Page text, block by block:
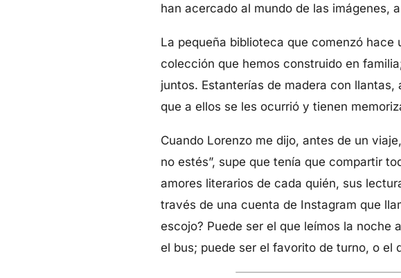
han acercado al mundo de las imágenes,
La pequeña biblioteca que comenzó
colección que hemos construido en
juntos. Estanterías de madera con
que a ellos se les ocurrió y tienen
Cuando Lorenzo me dijo, antes de un
no estés”, supe que tenía que compartir
amores literarios de cada quién, sus
través de una cuenta de Instagram que
escojo? Puede ser el que leímos la noche
el bus; puede ser el favorito de turno, o el